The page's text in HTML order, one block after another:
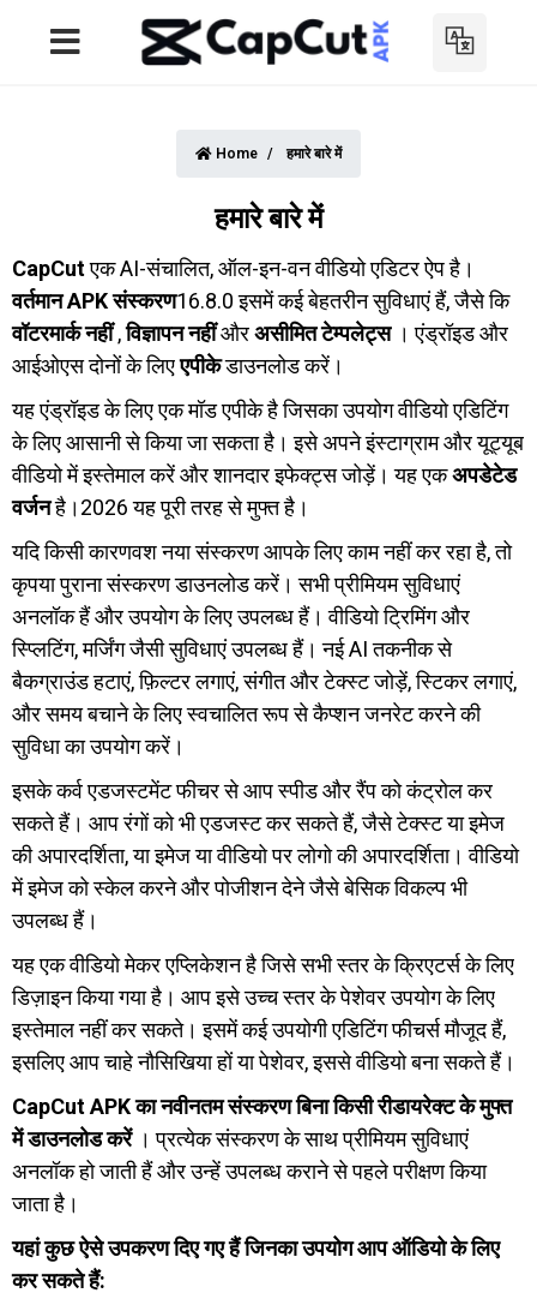
Home हमारे बारे में
हमारे बारे में
CapCutएक AI-संचालित, ऑल-इन-वन वीडियो एडिटर ऐप है।
वर्तमान APK संस्करण16.8.0 इसमें कई बेहतरीन सुविधाएं हैं, जैसे कि
वॉटरमार्क नहीं,विज्ञापन नहींऔरअसीमित टेम्पलेट्स। एंड्रॉइड और
आईओएस दोनों के लिएएपीकेडाउनलोड करें।
यह एंड्रॉइड के लिए एक मॉड एपीके है जिसका उपयोग वीडियो एडिटिंग
के लिए आसानी से किया जा सकता है। इसे अपने इंस्टाग्राम और यूट्यूब
वीडियो में इस्तेमाल करें और शानदार इफेक्ट्स जोड़ें। यह एकअपडेटेड
वर्जनहै।2026 यह पूरी तरह से मुफ्त है।
यदि किसी कारणवश नया संस्करण आपके लिए काम नहीं कर रहा है, तो
कृपया पुराना संस्करण डाउनलोड करें। सभी प्रीमियम सुविधाएं
अनलॉक हैं और उपयोग के लिए उपलब्ध हैं। वीडियो ट्रिमिंग और
स्प्लिटिंग, मर्जिंग जैसी सुविधाएं उपलब्ध हैं। नई AI तकनीक से
बैकग्राउंड हटाएं, फ़िल्टर लगाएं, संगीत और टेक्स्ट जोड़ें, स्टिकर लगाएं,
और समय बचाने के लिए स्वचालित रूप से कैप्शन जनरेट करने की
सुविधा का उपयोग करें।
इसके कर्व एडजस्टमेंट फीचर से आप स्पीड और रैंप को कंट्रोल कर
सकते हैं। आप रंगों को भी एडजस्ट कर सकते हैं, जैसे टेक्स्ट या इमेज
की अपारदर्शिता, या इमेज या वीडियो पर लोगो की अपारदर्शिता। वीडियो
में इमेज को स्केल करने और पोजीशन देने जैसे बेसिक विकल्प भी
उपलब्ध हैं।
यह एक वीडियो मेकर एप्लिकेशन है जिसे सभी स्तर के क्रिएटर्स के लिए
डिज़ाइन किया गया है। आप इसे उच्च स्तर के पेशेवर उपयोग के लिए
इस्तेमाल नहीं कर सकते। इसमें कई उपयोगी एडिटिंग फीचर्स मौजूद हैं,
इसलिए आप चाहे नौसिखिया हों या पेशेवर, इससे वीडियो बना सकते हैं।
CapCut APK का नवीनतम संस्करण बिना किसी रीडायरेक्ट के मुफ्त
में डाउनलोड करें। प्रत्येक संस्करण के साथ प्रीमियम सुविधाएं
अनलॉक हो जाती हैं और उन्हें उपलब्ध कराने से पहले परीक्षण किया
जाता है।
यहां कुछ ऐसे उपकरण दिए गए हैं जिनका उपयोग आप ऑडियो के लिए
कर सकते हैं: